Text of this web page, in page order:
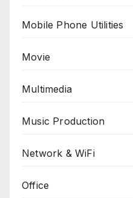
Mobile Phone Utilities
Movie
Multimedia
Music Production
Network & WiFi
Office